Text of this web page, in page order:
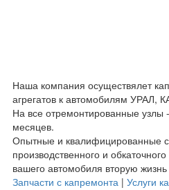
Наша компания осуществялет
агрегатов к автомобилям УРАЛ,
На все отремонтированные узлы
месяцев.
Опытные и квалифицированные
производственного и
вашего автомобиля вторую
Запчасти с капремонта | Услуги